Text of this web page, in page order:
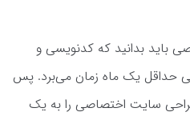
باید بدانید که کدنویسی و
حداقل یک ماه زمان می‌برد. پس
سایت اختصاصی را به یک